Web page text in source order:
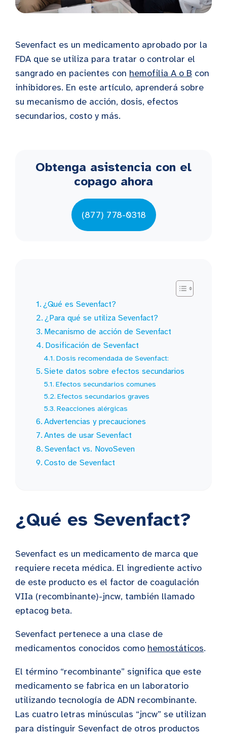
Sevenfact es un medicamento aprobado por la
FDA que se utiliza para tratar o controlar el
sangrado en pacientes con hemofilia A o B con
inhibidores. En este artículo, aprenderá sobre
su mecanismo de acción, dosis, efectos
secundarios, costo y más.
Obtenga asistencia con el
copago ahora
(877) 778-0318
¿Qué es Sevenfact?
¿Para qué se utiliza Sevenfact?
Mecanismo de acción de Sevenfact
Dosificación de Sevenfact
Dosis recomendada de Sevenfact:
Siete datos sobre efectos secundarios
Efectos secundarios comunes
Efectos secundarios graves
Reacciones alérgicas
Advertencias y precauciones
Antes de usar Sevenfact
Sevenfact vs. NovoSeven
Costo de Sevenfact
¿Qué es Sevenfact?
Sevenfact es un medicamento de marca que
requiere receta médica. El ingrediente activo
de este producto es el factor de coagulación
VIIa (recombinante)-jncw, también llamado
eptacog beta.
Sevenfact pertenece a una clase de
medicamentos conocidos como hemostáticos.
El término “recombinante” significa que este
medicamento se fabrica en un laboratorio
utilizando tecnología de ADN recombinante.
Las cuatro letras minúsculas “jncw” se utilizan
para distinguir Sevenfact de otros productos